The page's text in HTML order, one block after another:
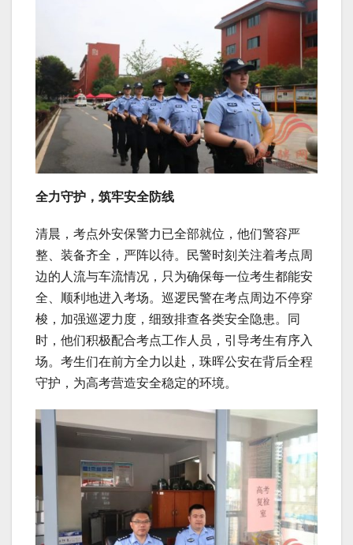
全力守护，筑牢安全防线
清晨，考点外安保警力已全部就位，他们警容严
整、装备齐全，严阵以待。民警时刻关注着考点周
边的人流与车流情况，只为确保每一位考生都能安
全、顺利地进入考场。巡逻民警在考点周边不停穿
梭，加强巡逻力度，细致排查各类安全隐患。同
时，他们积极配合考点工作人员，引导考生有序入
场。考生们在前方全力以赴，珠晖公安在背后全程
守护，为高考营造安全稳定的环境。